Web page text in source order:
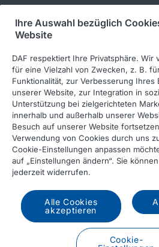
Folgen Sie uns
© 2026 DAF
DAF und Cookies
Ihre Auswahl bezüglich
Website
DAF respektiert Ihre Privatsphäre. Wir
für eine Vielzahl von Zwecken, z. B.
Funktionalität, zur Verbesserung Ihres
unserer Website, zur Integration in
Unterstützung bei zielgerichteten
innerhalb und außerhalb unserer
Besuch auf unserer Website
Verwendung von Cookies durch uns
Cookie-Einstellungen anpassen
auf „Einstellungen ändern“. Sie
jederzeit widerrufen.
Alle Cookies
akzeptieren
Cookie-